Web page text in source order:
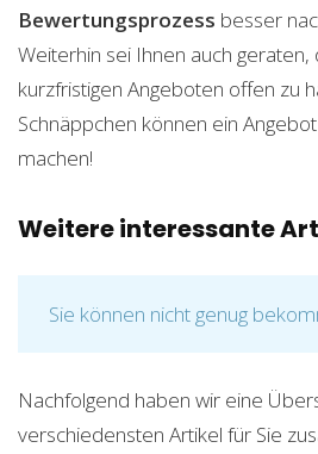
Bewertungsprozess besser
Weiterhin sei Ihnen auch geraten,
kurzfristigen Angeboten offen zu
Schnäppchen können ein
machen!
Weitere interessante
Sie können nicht genug
Nachfolgend haben wir eine
verschiedensten Artikel für Sie